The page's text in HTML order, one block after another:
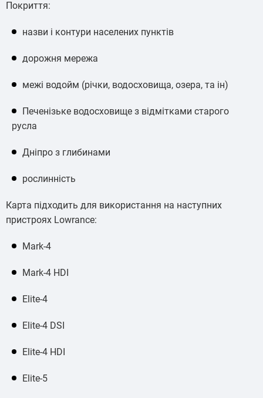
Покриття:
назви і контури населених пунктів
дорожня мережа
межі водойм (річки, водосховища, озера, та ін)
Печенізьке водосховище з відмітками старого
русла
Дніпро з глибинами
рослинність
Карта підходить для використання на наступних
пристроях Lowrance:
Mark-4
Mark-4 HDI
Elite-4
Elite-4 DSI
Elite-4 HDI
Elite-5